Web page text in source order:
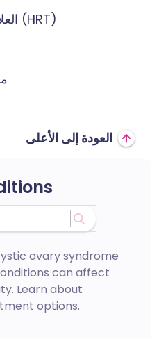
العلاج بالهرمونات البديلة (HRT)
العودة إلى الأعلى
ovary syndrome
can affect
Learn about
options.